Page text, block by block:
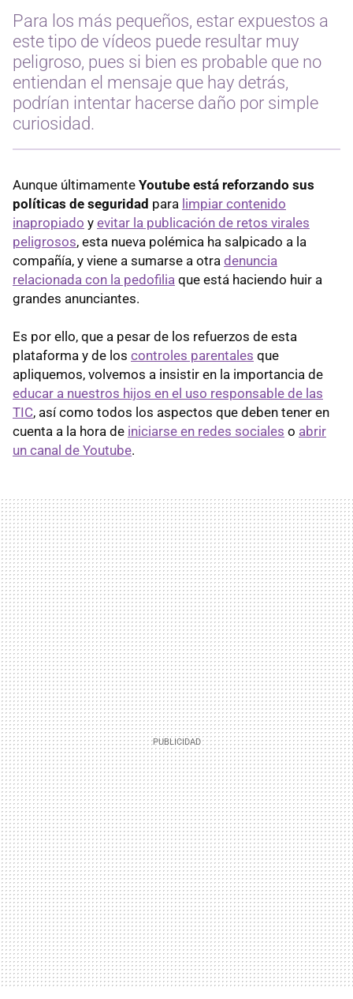
Para los más pequeños, estar expuestos a
este tipo de vídeos puede resultar muy
peligroso, pues si bien es probable que no
entiendan el mensaje que hay detrás,
podrían intentar hacerse daño por simple
curiosidad.
Aunque últimamente Youtube está reforzando sus
políticas de seguridad para limpiar contenido
inapropiado y evitar la publicación de retos virales
peligrosos, esta nueva polémica ha salpicado a la
compañía, y viene a sumarse a otra denuncia
relacionada con la pedofilia que está haciendo huir a
grandes anunciantes.
Es por ello, que a pesar de los refuerzos de esta
plataforma y de los controles parentales que
apliquemos, volvemos a insistir en la importancia de
educar a nuestros hijos en el uso responsable de las
TIC, así como todos los aspectos que deben tener en
cuenta a la hora de iniciarse en redes sociales o abrir
un canal de Youtube.